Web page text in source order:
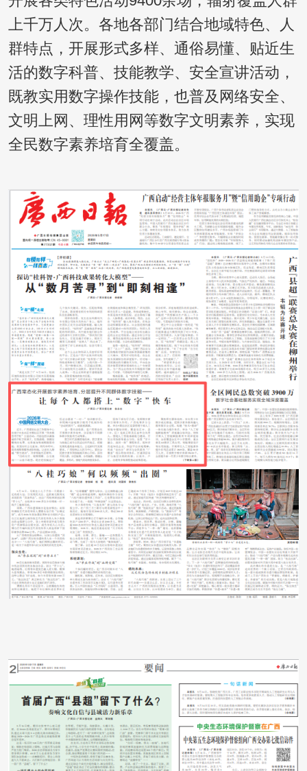
上千万人次。各地各部门结合地域特色、人
群特点，开展形式多样、通俗易懂、贴近生
活的数字科普、技能教学、安全宣讲活动，
既教实用数字操作技能，也普及网络安全、
文明上网、理性用网等数字文明素养，实现
全民数字素养培育全覆盖。